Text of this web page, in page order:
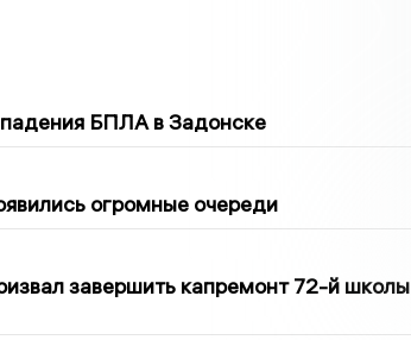
БПЛА в Задонске
огромные очереди
завершить капремонт 72-й школы